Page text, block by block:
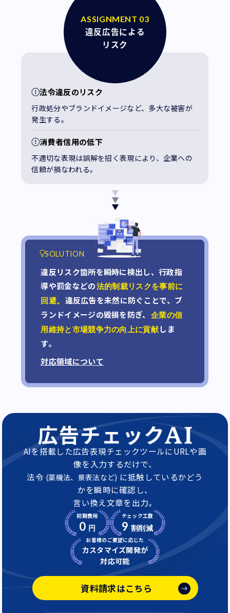
ASSIGNMENT 03
違反広告による
リスク
法令違反のリスク
行政処分やブランドイメージなど、多大な被害が
発生する。
消費者信用の低下
不適切な表現は誤解を招く表現により、企業への
信頼が損なわれる。
SOLUTION
違反リスク箇所を瞬時に検出し、行政指
導や罰金などの法的制裁リスクを事前に
回避。 違反広告を未然に防ぐことで、ブ
ランドイメージの毀損を防ぎ、企業の信
用維持と市場競争力の向上に貢献しま
す。
対応領域について
AIを搭載した広告表現チェックツールにURLや画
像を入力するだけで、
法令 (薬機法、景表法など) に抵触しているかどう
かを瞬時に確認し、
言い換え文章を出力。
初期費用
0 円
チェック工数
9 割削減
お客様のご要望に応じた
カスタマイズ開発が
対応可能
資料請求はこちら